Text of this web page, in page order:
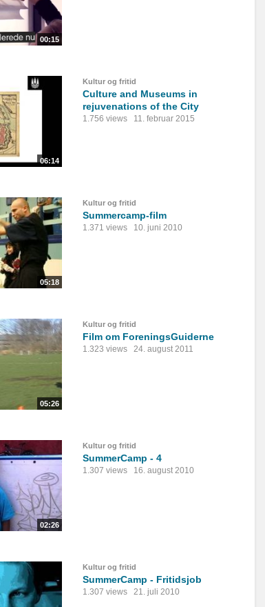
00:15
06:14
Kultur og fritid
Culture and Museums in
rejuvenations of the City
1.756 views 11. februar 2015
05:18
Kultur og fritid
Summercamp-film
1.371 views 10. juni 2010
05:26
Kultur og fritid
Film om ForeningsGuiderne
1.323 views 24. august 2011
02:26
Kultur og fritid
SummerCamp - 4
1.307 views 16. august 2010
Kultur og fritid
SummerCamp - Fritidsjob
1.307 views 21. juli 2010